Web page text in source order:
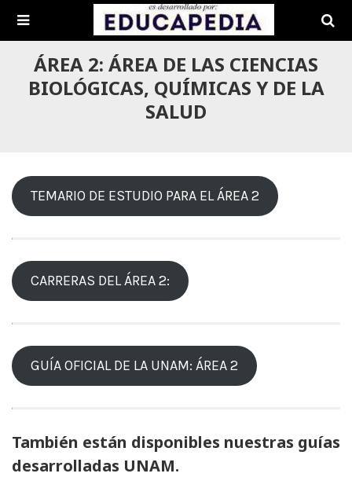
ÁREA 2: ÁREA DE LAS CIENCIAS
BIOLÓGICAS, QUÍMICAS Y DE LA
SALUD
TEMARIO DE ESTUDIO PARA EL ÁREA 2
CARRERAS DEL ÁREA 2:
GUÍA OFICIAL DE LA UNAM: ÁREA 2
También están disponibles nuestras guías
desarrolladas UNAM.